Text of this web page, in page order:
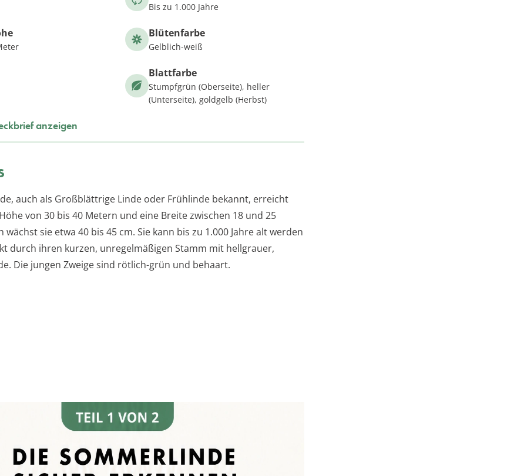
Bis zu 1.000 Jahre
Blütenfarbe
Gelblich-weiß
Blattfarbe
Stumpfgrün (Oberseite), heller
(Unterseite), goldgelb (Herbst)
anzeigen
auch als Großblättrige Linde oder Frühlinde bekannt, erreicht
von 30 bis 40 Metern und eine Breite zwischen 18 und 25
wächst sie etwa 40 bis 45 cm. Sie kann bis zu 1.000 Jahre alt werden
durch ihren kurzen, unregelmäßigen Stamm mit hellgrauer,
Die jungen Zweige sind rötlich-grün und behaart.